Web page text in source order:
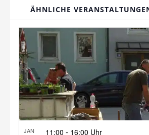
ÄHNLICHE
JAN 11:00 - 16:00 Uhr